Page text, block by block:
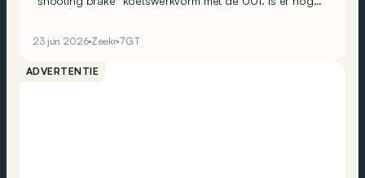
23 jun 2026 Zeekr 7GT
ADVERTENTIE